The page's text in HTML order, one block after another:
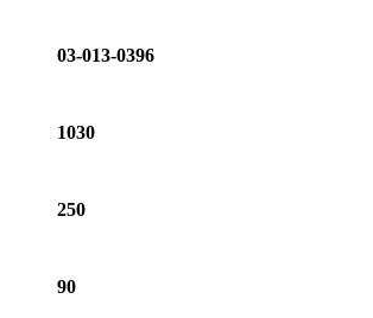
03-013-0396
1030
250
90